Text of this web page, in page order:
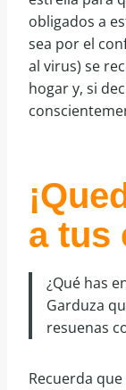
obligados a
sea por el
al virus) se
hogar y, si
a tus
¿Qué has
Garduza
resuenas
Recuerda